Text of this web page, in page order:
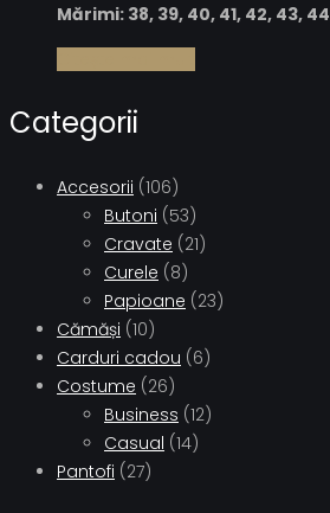
Mărimi: 38, 39, 40, 41, 42, 43, 44
Categorii
Accesorii (106)
Butoni (53)
Cravate (21)
Curele (8)
Papioane (23)
Cămăși (10)
Carduri cadou (6)
Costume (26)
Business (12)
Casual (14)
Pantofi (27)